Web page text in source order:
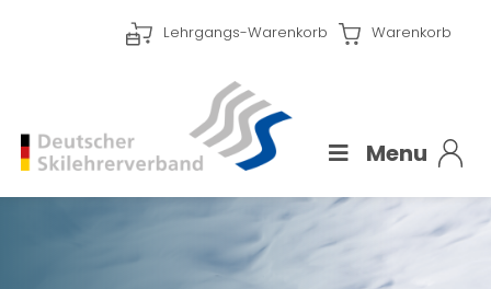
Lehrgangs-Warenkorb Warenkorb
Menu